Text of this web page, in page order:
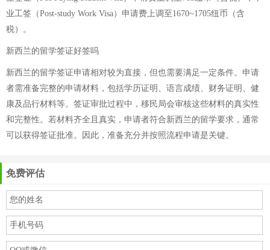
业工签（Post-study Work Visa）申请费上调至1670~1705纽币（含
税）。
新西兰的留学签证好签吗
新西兰的留学签证申请相对较为直接，但也需要满足一定条件。申请
者需准备完整的申请材料，包括学历证明、语言成绩、财务证明、健
康及品行材料等。签证审批过程中，移民局会审核这些材料的真实性
和完整性。若材料齐全且真实，申请者符合新西兰的留学要求，通常
可以获得签证批准。因此，准备充分并按照流程申请是关键。
免费评估